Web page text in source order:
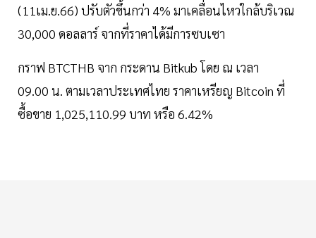
(11เม.ย.66)​ ปรับตัวขึ้นกว่า 4% มาเคลื่อนไหวใกล้บริเวณ
30,000 ดอลลาร์ จากที่ราคาได้มีการซบเซา
กราฟ BTCTHB จาก กระดาน Bitkub โดย ณ เวลา
09.00 น. ตามเวลาประเทศไทย ราคาเหรียญ Bitcoin ที่
ซื้อขาย 1,025,110.99 บาท หรือ 6.42%